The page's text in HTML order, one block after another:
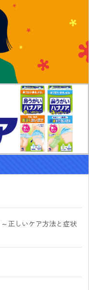
正しいケア方法と症状